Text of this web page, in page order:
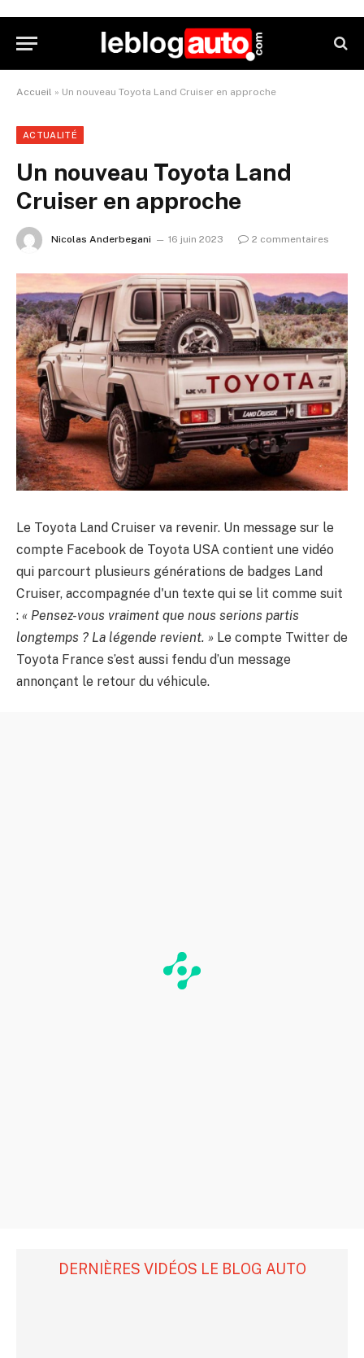
Accueil » Un nouveau Toyota Land Cruiser en approche
ACTUALITÉ
Un nouveau Toyota Land
Cruiser en approche
Nicolas Anderbegani 16 juin 2023 2 commentaires
Le Toyota Land Cruiser va revenir. Un message sur le
compte Facebook de Toyota USA contient une vidéo
qui parcourt plusieurs générations de badges Land
Cruiser, accompagnée d'un texte qui se lit comme suit
: « Pensez-vous vraiment que nous serions partis
longtemps ? La légende revient. » Le compte Twitter de
Toyota France s’est aussi fendu d’un message
annonçant le retour du véhicule.
DERNIÈRES VIDÉOS LE BLOG AUTO